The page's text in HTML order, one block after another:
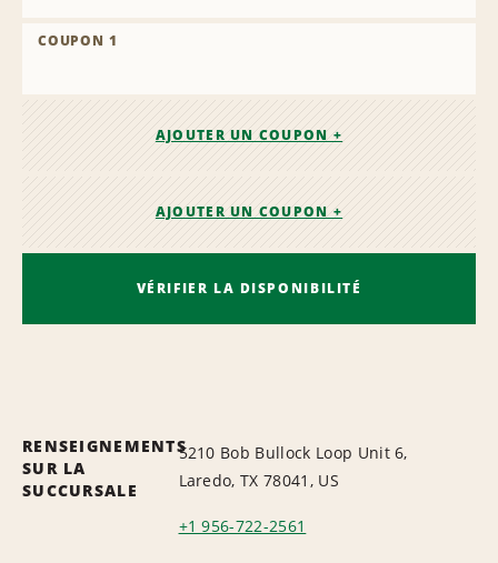
COUPON 1
AJOUTER UN COUPON +
AJOUTER UN COUPON +
VÉRIFIER LA DISPONIBILITÉ
RENSEIGNEMENTS
SUR LA
SUCCURSALE
5210 Bob Bullock Loop Unit 6,
Laredo, TX 78041, US
+1 956-722-2561